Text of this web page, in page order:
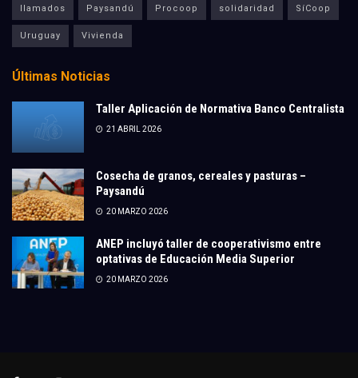
llamados Paysandú Procoop solidaridad SíCoop
Uruguay Vivienda
Últimas Noticias
Taller Aplicación de Normativa Banco Centralista
21 ABRIL 2026
Cosecha de granos, cereales y pasturas –
Paysandú
20 MARZO 2026
ANEP incluyó taller de cooperativismo entre
optativas de Educación Media Superior
20 MARZO 2026